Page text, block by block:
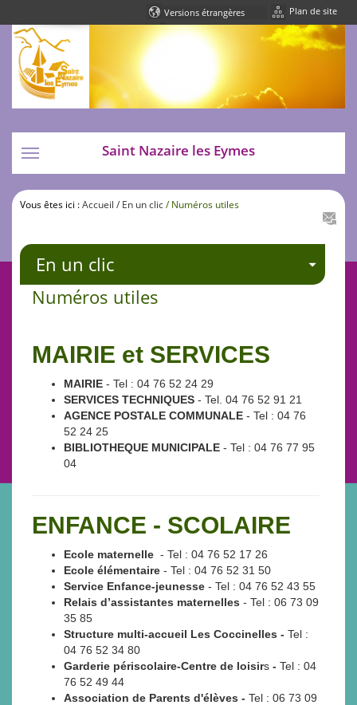
Plan de site
Powered by
Translate
Toggle
navigation
Saint Nazaire les Eymes
Vous êtes ici :Accueil / En un clic/ Numéros utiles
En un clic
Numéros utiles
MAIRIE et SERVICES
MAIRIE - Tel : 04 76 52 24 29
SERVICES TECHNIQUES - Tel. 04 76 52 91 21
AGENCE POSTALE COMMUNALE - Tel : 04 76
52 24 25
BIBLIOTHEQUE MUNICIPALE - Tel : 04 76 77 95
04
ENFANCE - SCOLAIRE
Ecole maternelle - Tel : 04 76 52 17 26
Ecole élémentaire - Tel : 04 76 52 31 50
Service Enfance-jeunesse - Tel : 04 76 52 43 55
Relais d’assistantes maternelles - Tel : 06 73 09
35 85
Structure multi-accueil Les Coccinelles - Tel :
04 76 52 34 80
Garderie périscolaire-Centre de loisirs - Tel : 04
76 52 49 44
Association de Parents d'élèves - Tel : 06 73 09